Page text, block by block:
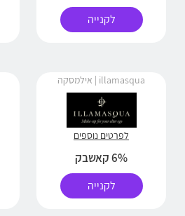
לקנייה
illamasqua | אילמסקה
לפרטים נוספים
6% קאשבק
לקנייה